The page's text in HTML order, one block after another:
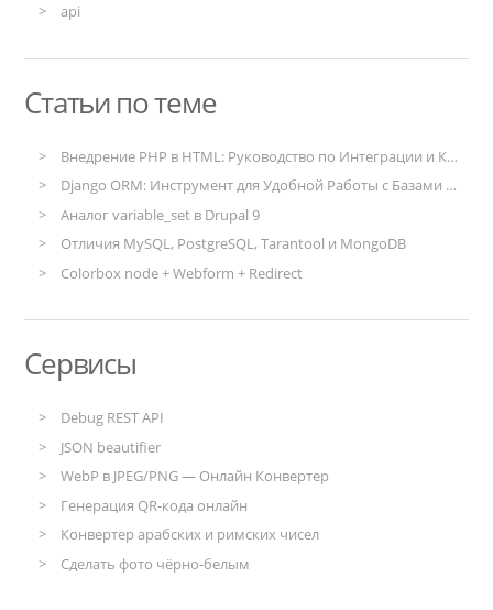
api
Статьи по теме
Внедрение PHP в HTML: Руководство по Интеграции и Конфигурации
Django ORM: Инструмент для Удобной Работы с Базами Данных
Аналог variable_set в Drupal 9
Отличия MySQL, PostgreSQL, Tarantool и MongoDB
Colorbox node + Webform + Redirect
Сервисы
Debug REST API
JSON beautifier
WebP в JPEG/PNG — Онлайн Конвертер
Генерация QR-кода онлайн
Конвертер арабских и римских чисел
Сделать фото чёрно-белым